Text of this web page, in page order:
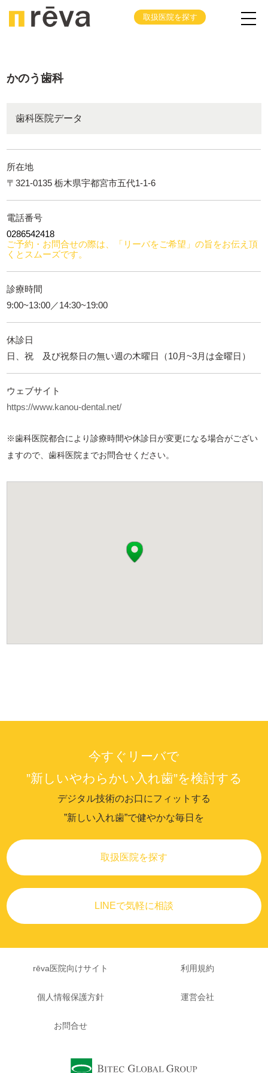
取扱医院を探す
かのう歯科
歯科医院データ
所在地
〒321-0135 栃木県宇都宮市五代1-1-6
電話番号
0286542418
ご予約・お問合せの際は、「リーバをご希望」の旨をお伝え頂
くとスムーズです。
診療時間
9:00~13:00／14:30~19:00
休診日
日、祝 及び祝祭日の無い週の木曜日（10月~3月は金曜日）
ウェブサイト
https://www.kanou-dental.net/
※歯科医院都合により診療時間や休診日が変更になる場合がござい
ますので、歯科医院までお問合せください。
今すぐリーバで
”新しいやわらかい入れ歯”を検討する
デジタル技術のお口にフィットする
”新しい入れ歯”で健やかな毎日を
取扱医院を探す
LINEで気軽に相談
rēva医院向けサイト 利用規約
個人情報保護方針 運営会社
お問合せ